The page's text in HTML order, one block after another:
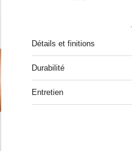
Détails et finitions
Durabilité
Entretien